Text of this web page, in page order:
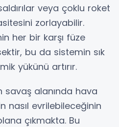
veya çoklu roket
zorlayabilir.
her bir karşı füze
bu da sistemin sık
yükünü artırır.
savaş alanında hava
nasıl evrilebileceğinin
çıkmakta. Bu